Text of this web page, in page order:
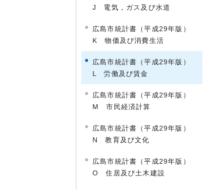
J 電気，ガス及び水道
広島市統計書（平成29年版）
K 物価及び消費生活
広島市統計書（平成29年版）
L 労働及び賃金
広島市統計書（平成29年版）
M 市民経済計算
広島市統計書（平成29年版）
N 教育及び文化
広島市統計書（平成29年版）
O 住居及び土木建設